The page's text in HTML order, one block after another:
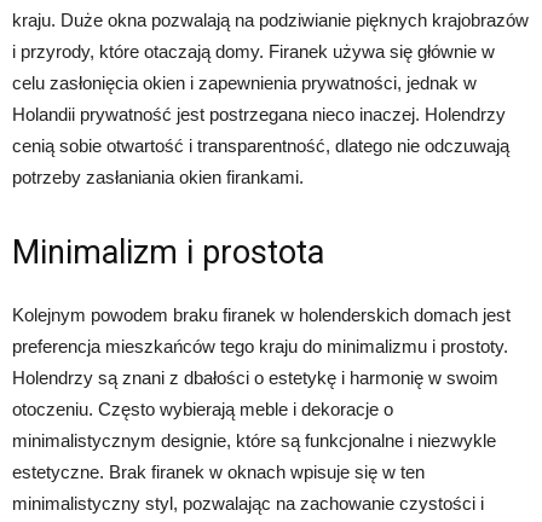
kraju. Duże okna pozwalają na podziwianie pięknych krajobrazów
i przyrody, które otaczają domy. Firanek używa się głównie w
celu zasłonięcia okien i zapewnienia prywatności, jednak w
Holandii prywatność jest postrzegana nieco inaczej. Holendrzy
cenią sobie otwartość i transparentność, dlatego nie odczuwają
potrzeby zasłaniania okien firankami.
Minimalizm i prostota
Kolejnym powodem braku firanek w holenderskich domach jest
preferencja mieszkańców tego kraju do minimalizmu i prostoty.
Holendrzy są znani z dbałości o estetykę i harmonię w swoim
otoczeniu. Często wybierają meble i dekoracje o
minimalistycznym designie, które są funkcjonalne i niezwykle
estetyczne. Brak firanek w oknach wpisuje się w ten
minimalistyczny styl, pozwalając na zachowanie czystości i